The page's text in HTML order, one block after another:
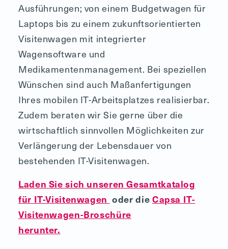
Ausführungen; von einem Budgetwagen für
Laptops bis zu einem zukunftsorientierten
Visitenwagen mit integrierter
Wagensoftware und
Medikamentenmanagement. Bei speziellen
Wünschen sind auch Maßanfertigungen
Ihres mobilen IT-Arbeitsplatzes realisierbar.
Zudem beraten wir Sie gerne über die
wirtschaftlich sinnvollen Möglichkeiten zur
Verlängerung der Lebensdauer von
bestehenden IT-Visitenwagen.
Laden Sie sich unseren Gesamtkatalog
für IT-Visitenwagen oder die Capsa IT-
Visitenwagen-Broschüre
herunter.